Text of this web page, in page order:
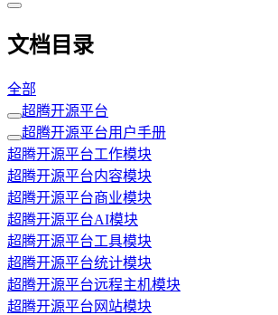
文档目录
全部
超腾开源平台
超腾开源平台用户手册
超腾开源平台工作模块
超腾开源平台内容模块
超腾开源平台商业模块
超腾开源平台AI模块
超腾开源平台工具模块
超腾开源平台统计模块
超腾开源平台远程主机模块
超腾开源平台网站模块